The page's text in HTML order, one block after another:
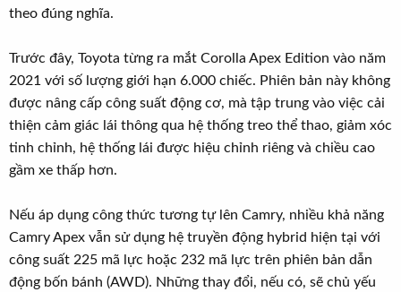
theo đúng nghĩa.
Trước đây, Toyota từng ra mắt Corolla Apex Edition vào năm
2021 với số lượng giới hạn 6.000 chiếc. Phiên bản này không
được nâng cấp công suất động cơ, mà tập trung vào việc cải
thiện cảm giác lái thông qua hệ thống treo thể thao, giảm xóc
tinh chỉnh, hệ thống lái được hiệu chỉnh riêng và chiều cao
gầm xe thấp hơn.
Nếu áp dụng công thức tương tự lên Camry, nhiều khả năng
Camry Apex vẫn sử dụng hệ truyền động hybrid hiện tại với
công suất 225 mã lực hoặc 232 mã lực trên phiên bản dẫn
động bốn bánh (AWD). Những thay đổi, nếu có, sẽ chủ yếu